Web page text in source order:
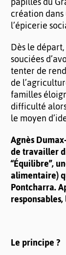
création
l’épicerie
Dès le
souciées
tenter de
de
familles
difficulté
le moyen
Agnès
de travailler
“Équilibre”,
alimentaire)
Pontcharra.
Le principe ?